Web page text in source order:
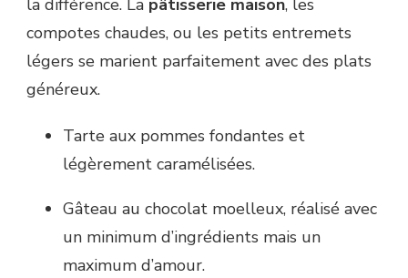
la différence. La pâtisserie maison, les
compotes chaudes, ou les petits entremets
légers se marient parfaitement avec des plats
généreux.
Tarte aux pommes fondantes et
légèrement caramélisées.
Gâteau au chocolat moelleux, réalisé avec
un minimum d’ingrédients mais un
maximum d’amour.